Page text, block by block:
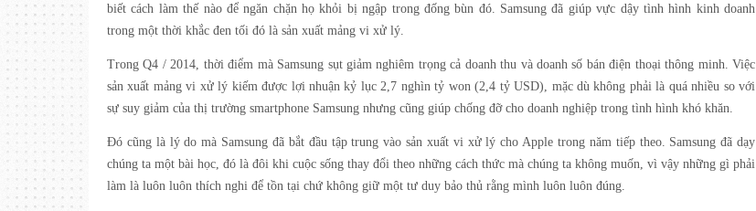
biết cách làm thế nào để ngăn chặn họ khỏi bị ngập trong đống bùn đó. Samsung đã giúp vực dậy tình hình kinh doanh
trong một thời khắc đen tối đó là sản xuất mảng vi xử lý.
Trong Q4 / 2014, thời điểm mà Samsung sụt giảm nghiêm trọng cả doanh thu và doanh số bán điện thoại thông minh. Việc
sản xuất mảng vi xử lý kiếm được lợi nhuận kỷ lục 2,7 nghìn tỷ won (2,4 tỷ USD), mặc dù không phải là quá nhiều so với
sự suy giảm của thị trường smartphone Samsung nhưng cũng giúp chống đỡ cho doanh nghiệp trong tình hình khó khăn.
Đó cũng là lý do mà Samsung đã bắt đầu tập trung vào sản xuất vi xử lý cho Apple trong năm tiếp theo. Samsung đã dạy
chúng ta một bài học, đó là đôi khi cuộc sống thay đổi theo những cách thức mà chúng ta không muốn, vì vậy những gì phải
làm là luôn luôn thích nghi để tồn tại chứ không giữ một tư duy bảo thủ rằng mình luôn luôn đúng.